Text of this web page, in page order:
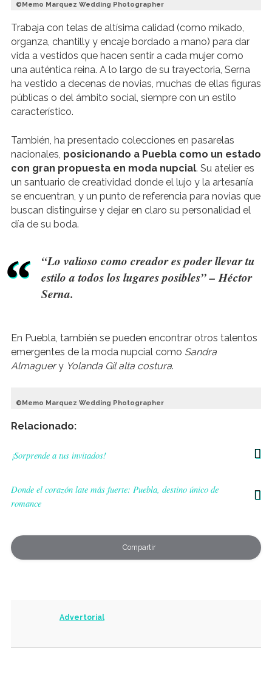
Memo Marquez Wedding Photographer
Trabaja con telas de altísima calidad (como mikado,
organza, chantilly y encaje bordado a mano) para dar
vida a vestidos que hacen sentir a cada mujer como
una auténtica reina. A lo largo de su trayectoria, Serna
ha vestido a decenas de novias, muchas de ellas figuras
públicas o del ámbito social, siempre con un estilo
característico.
También, ha presentado colecciones en pasarelas
nacionales, posicionando a Puebla como un estado
con gran propuesta en moda nupcial. Su atelier es
un santuario de creatividad donde el lujo y la artesanía
se encuentran, y un punto de referencia para novias que
buscan distinguirse y dejar en claro su personalidad el
día de su boda.
“Lo valioso como creador es poder llevar tu
estilo a todos los lugares posibles” – Héctor
Serna.
En Puebla, también se pueden encontrar otros talentos
emergentes de la moda nupcial como Sandra
Almaguery Yolanda Gil alta costura.
Memo Marquez Wedding Photographer
Relacionado:
¡Sorprende a tus invitados!
Donde el corazón late más fuerte: Puebla, destino único de
romance
Compartir
Advertorial